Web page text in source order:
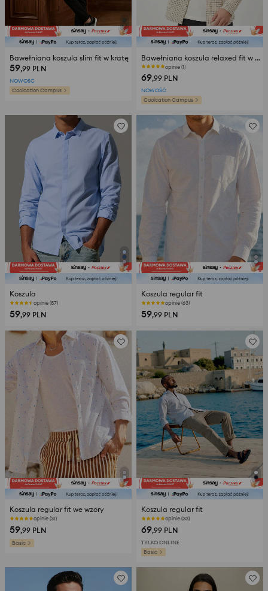
Bawełniana koszula slim fit w kratę
59,99 PLN
NOWOŚĆ
Coolcation Campus
Bawełniana koszula relaxed fit w kratę
opinie (1)
69,99 PLN
NOWOŚĆ
Coolcation Campus
Koszula
Ostatnie sztuki
59,99 PLN
Koszula regular fit
Ostatnie sztuki
59,99 PLN
Koszula regular fit we wzory
opinie (31)
59,99 PLN
Basic
Koszula regular fit
opinie (33)
69,99 PLN
TYLKO ONLINE
Basic